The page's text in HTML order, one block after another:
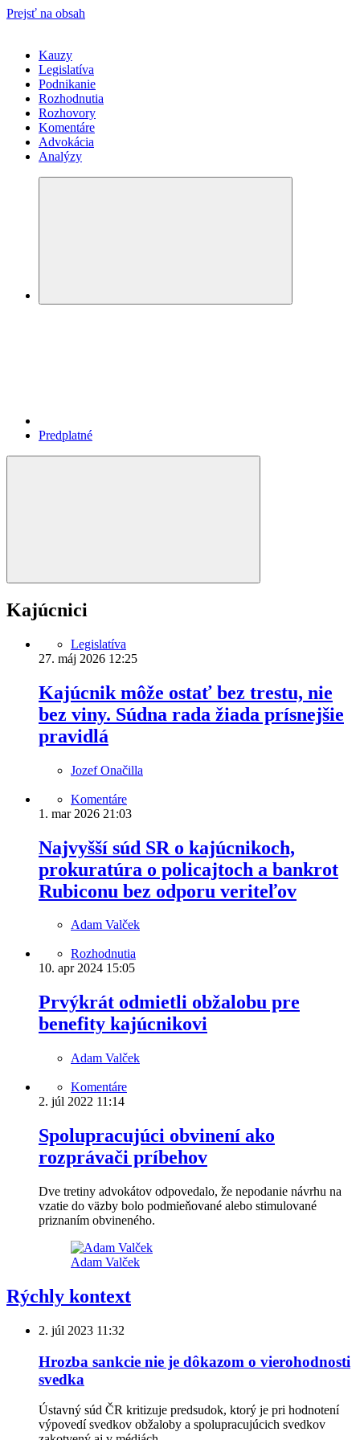
Prejsť na obsah
Kauzy
Legislatíva
Podnikanie
Rozhodnutia
Rozhovory
Komentáre
Advokácia
Analýzy
Predplatné
Kajúcnici
Legislatíva
27. máj 2026 12:25
Kajúcnik môže ostať bez trestu, nie
bez viny. Súdna rada žiada prísnejšie
pravidlá
Jozef Onačilla
Komentáre
1. mar 2026 21:03
Najvyšší súd SR o kajúcnikoch,
prokuratúra o policajtoch a bankrot
Rubiconu bez odporu veriteľov
Adam Valček
Rozhodnutia
10. apr 2024 15:05
Prvýkrát odmietli obžalobu pre
benefity kajúcnikovi
Adam Valček
Komentáre
2. júl 2022 11:14
Spolupracujúci obvinení ako
rozprávači príbehov
Dve tretiny advokátov odpovedalo, že nepodanie návrhu na
vzatie do väzby bolo podmieňované alebo stimulované
priznaním obvineného.
Adam Valček
Rýchly kontext
2. júl 2023 11:32
Hrozba sankcie nie je dôkazom o vierohodnosti
svedka
Ústavný súd ČR kritizuje predsudok, ktorý je pri hodnotení
výpovedí svedkov obžaloby a spolupracujúcich svedkov